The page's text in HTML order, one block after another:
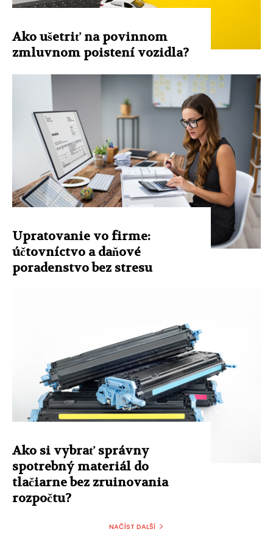
Ako ušetriť na povinnom
zmluvnom poistení vozidla?
Upratovanie vo firme:
účtovníctvo a daňové
poradenstvo bez stresu
Ako si vybrať správny
spotrebný materiál do
tlačiarne bez zruinovania
rozpočtu?
NAČÍST DALŠÍ